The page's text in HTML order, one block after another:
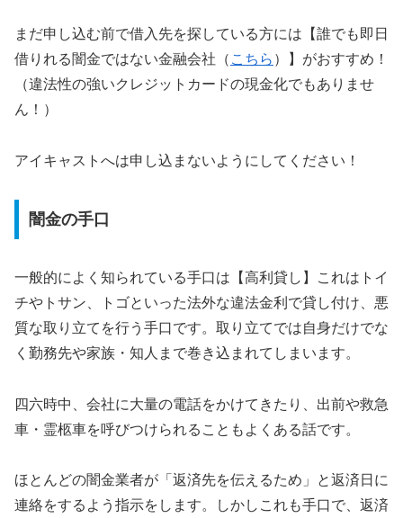
まだ申し込む前で借入先を探している方には【誰でも即日
借りれる闇金ではない金融会社（ こちら ）】がおすすめ！
（違法性の強いクレジットカードの現金化でもありませ
ん！）
アイキャストへは申し込まないようにしてください！
闇金の手口
一般的によく知られている手口は【高利貸し】これはトイ
チやトサン、トゴといった法外な違法金利で貸し付け、悪
質な取り立てを行う手口です。取り立てでは自身だけでな
く勤務先や家族・知人まで巻き込まれてしまいます。
四六時中、会社に大量の電話をかけてきたり、出前や救急
車・霊柩車を呼びつけられることもよくある話です。
ほとんどの闇金業者が「返済先を伝えるため」と返済日に
連絡をするよう指示をします。しかしこれも手口で、返済